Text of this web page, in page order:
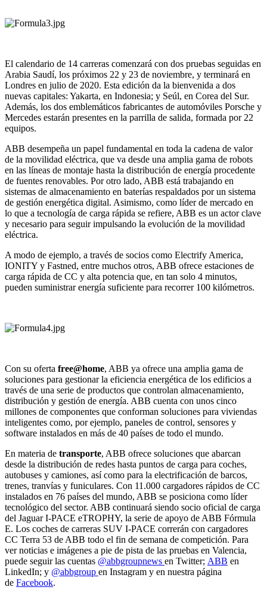
El calendario de 14 carreras comenzará con dos pruebas seguidas en
Arabia Saudí, los próximos 22 y 23 de noviembre, y terminará en
Londres en julio de 2020. Esta edición da la bienvenida a dos
nuevas capitales: Yakarta, en Indonesia; y Seúl, en Corea del Sur.
Además, los dos emblemáticos fabricantes de automóviles Porsche y
Mercedes estarán presentes en la parrilla de salida, formada por 22
equipos.
ABB desempeña un papel fundamental en toda la cadena de valor
de la movilidad eléctrica, que va desde una amplia gama de robots
en las líneas de montaje hasta la distribución de energía procedente
de fuentes renovables. Por otro lado, ABB está trabajando en
sistemas de almacenamiento en baterías respaldados por un sistema
de gestión energética digital. Asimismo, como líder de mercado en
lo que a tecnología de carga rápida se refiere, ABB es un actor clave
y necesario para seguir impulsando la evolución de la movilidad
eléctrica.
A modo de ejemplo, a través de socios como Electrify America,
IONITY y Fastned, entre muchos otros, ABB ofrece estaciones de
carga rápida de CC y alta potencia que, en tan solo 4 minutos,
pueden suministrar energía suficiente para recorrer 100 kilómetros.
Con su oferta free@home, ABB ya ofrece una amplia gama de
soluciones para gestionar la eficiencia energética de los edificios a
través de una serie de productos que controlan almacenamiento,
distribución y gestión de energía. ABB cuenta con unos cinco
millones de componentes que conforman soluciones para viviendas
inteligentes como, por ejemplo, paneles de control, sensores y
software instalados en más de 40 países de todo el mundo.
En materia de transporte, ABB ofrece soluciones que abarcan
desde la distribución de redes hasta puntos de carga para coches,
autobuses y camiones, así como para la electrificación de barcos,
trenes, tranvías y funiculares. Con 11.000 cargadores rápidos de CC
instalados en 76 países del mundo, ABB se posiciona como líder
tecnológico del sector. ABB continuará siendo socio oficial de carga
del Jaguar I-PACE eTROPHY, la serie de apoyo de ABB Fórmula
E. Los coches de carreras SUV I-PACE correrán con cargadores
CC Terra 53 de ABB todo el fin de semana de competición. Para
ver noticias e imágenes a pie de pista de las pruebas en Valencia,
puede seguir las cuentas @abbgroupnews en Twitter; ABB en
LinkedIn; y @abbgroup en Instagram y en nuestra página
de Facebook.